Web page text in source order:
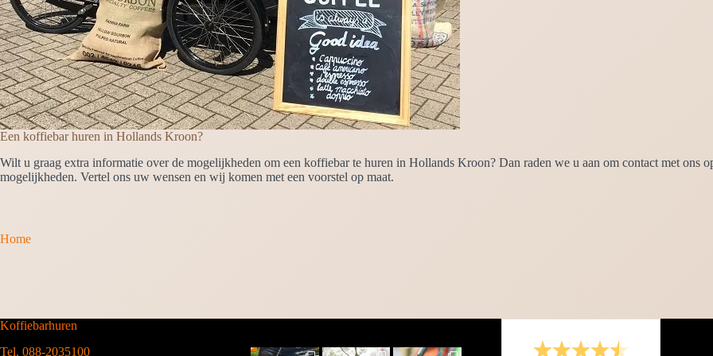
Een koffiebar huren in Hollands Kroon?
Wilt u graag extra informatie over de mogelijkheden om een koffiebar te huren in Hollands Kroon? Dan raden we u aan om contact met ons
mogelijkheden. Vertel ons uw wensen en wij komen met een voorstel op maat.
Home
Koffiebarhuren
Tel. 088-2035100